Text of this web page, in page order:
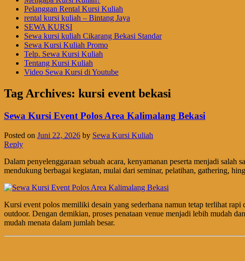
Pelanggan Rental Kursi Kuliah
rental kursi kuliah – Bintang Jaya
SEWA KURSI
Sewa kursi kuliah Cikarang Bekasi Standar
Sewa Kursi Kuliah Promo
Telp. Sewa Kursi Kuliah
Tentang Kursi Kuliah
Video Sewa Kursi di Youtube
Tag Archives: kursi event bekasi
Sewa Kursi Event Polos Area Kalimalang Bekasi
Posted on Juni 22, 2026 by Sewa Kursi Kuliah
Reply
Dalam penyelenggaraan sebuah acara, kenyamanan peserta menjadi
mendukung berbagai kegiatan, mulai dari seminar, pelatihan, gathering,
Kursi event polos memiliki desain yang sederhana namun tetap terlihat
outdoor. Dengan demikian, proses penataan venue menjadi lebih mudah
mudah menata dalam jumlah besar.